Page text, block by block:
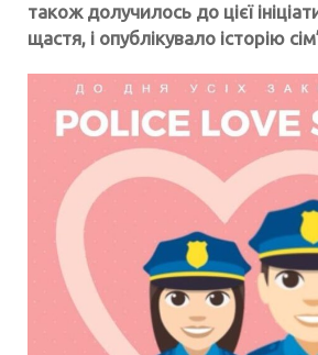
також долучилось до цієї
щастя, і опублікувало історію